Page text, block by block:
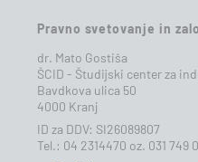
Pravno svetovanje in
dr. Mato Gostiša
ŠCID - Študijski center za
Bavdkova ulica 50
4000 Kranj
ID za DDV: SI26089807
Tel.: 04 2314470 oz. 031 749